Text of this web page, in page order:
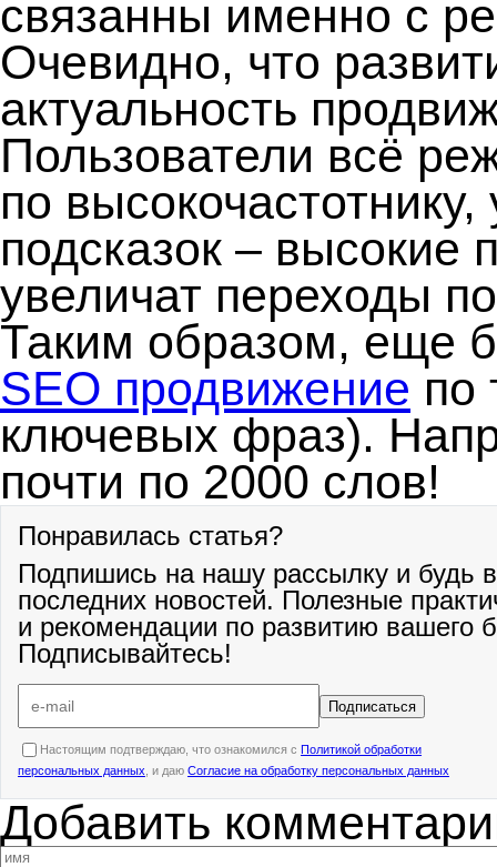
связанны именно с
Очевидно, что
актуальность
Пользователи всё
по
подсказок –
увеличат переходы
Таким образом, еще
SEO продвижение по
ключевых фраз).
почти по 2000 слов!
Понравилась статья?
Подпишись на нашу рассылку и будь в
последних новостей. Полезные
и рекомендации по развитию вашего
Подписывайтесь!
Подписаться
Настоящим подтверждаю, что ознакомился с Политикой обработки
персональных данных , и даю Согласие на обработку персональных данных
Добавить